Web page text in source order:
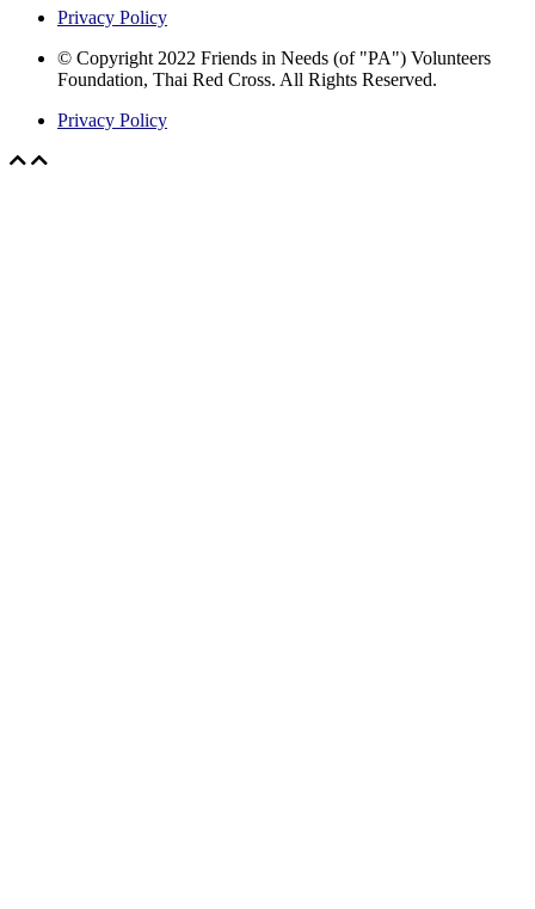
Privacy Policy
© Copyright 2022 Friends in Needs (of "PA") Volunteers
Foundation, Thai Red Cross. All Rights Reserved.
Privacy Policy